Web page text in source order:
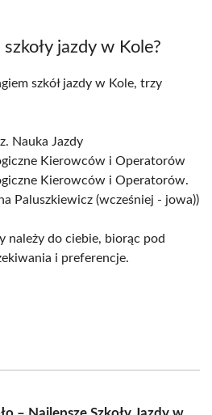
jazdy w Kole?
szkół jazdy w Kole, trzy
Nauka Jazdy
Kierowców i Operatorów
Kierowców i Operatorów.
Paluszkiewicz (wcześniej - jowa))
należy do ciebie, biorąc pod
i preferencje.